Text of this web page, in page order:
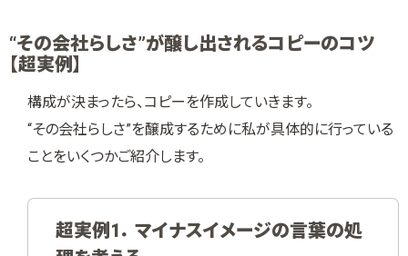
“その会社らしさ”が醸し出されるコピーのコツ
【超実例】
構成が決まったら、コピーを作成していきます。
“その会社らしさ”を醸成するために私が具体的に行っている
ことをいくつかご紹介します。
超実例1． マイナスイメージの言葉の処